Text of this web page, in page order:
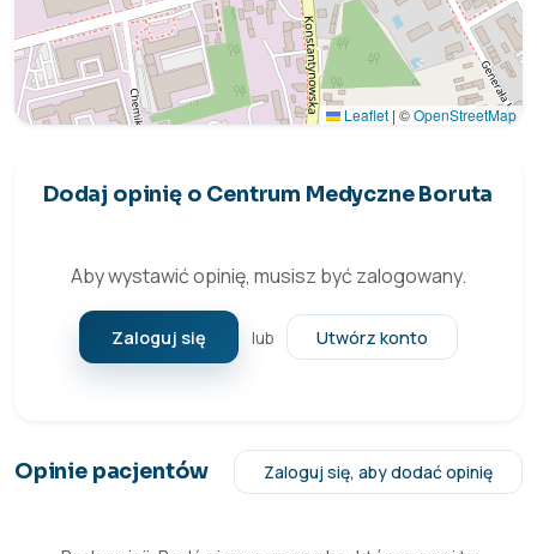
Leaflet | ©OpenStreetMap
Dodaj opinię o Centrum Medyczne Boruta
Aby wystawić opinię, musisz być zalogowany.
Zaloguj się lub Utwórz konto
Opinie pacjentów Zaloguj się, aby dodać opinię